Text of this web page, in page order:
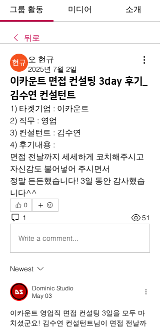
그룹 활동 미디어 소개
뒤로
오 현규
2025년 7월 2일
이카운트 면접 컨설팅 3day 후기_
김수연 컨설턴트
1) 타겟기업 : 이카운트
2) 직무 : 영업
3) 컨설턴트 : 김수연
4) 후기내용 :
면접 전날까지 세세하게 코치해주시고
자신감도 불어넣어 주시면서
정말 든든했습니다! 3일 동안 감사했습
니다^^
0
1 51
Write a comment...
Newest
Dominic Studio
May 03
이카운트 영업직 면접 컨설팅 3일을 모두 마
치셨군요! 김수연 컨설턴트님이 면접 전날까